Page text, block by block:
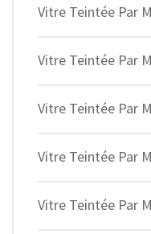
Vitre Teintée Par
Vitre Teintée Par
Vitre Teintée Par
Vitre Teintée Par
Vitre Teintée Par